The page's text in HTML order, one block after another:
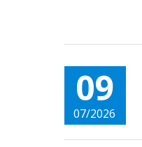
09
07/2026